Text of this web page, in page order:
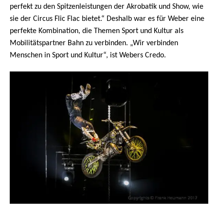
perfekt zu den Spitzenleistungen der Akrobatik und Show, wie
sie der Circus Flic Flac bietet.“ Deshalb war es für Weber eine
perfekte Kombination, die Themen Sport und Kultur als
Mobilitätspartner Bahn zu verbinden. „Wir verbinden
Menschen in Sport und Kultur“, ist Webers Credo.